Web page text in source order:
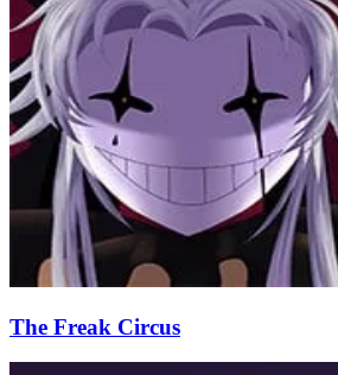
The Freak Circus